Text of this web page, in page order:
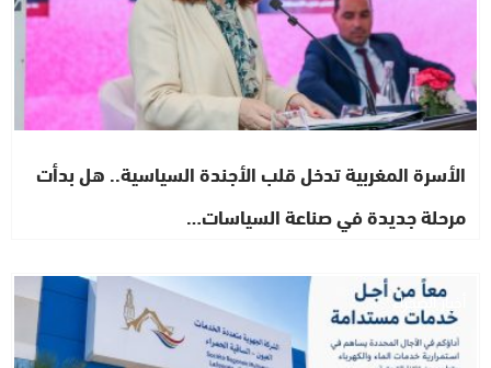
الأسرة المغربية تدخل قلب الأجندة السياسية.. هل بدأت
مرحلة جديدة في صناعة السياسات…
أخبار الصحراء